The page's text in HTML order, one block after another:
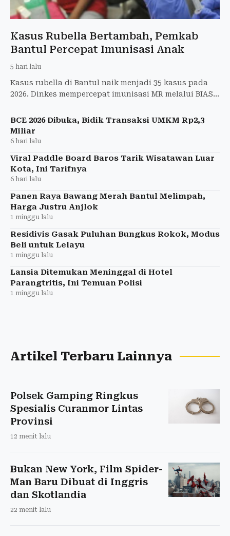
Kasus Rubella Bertambah, Pemkab
Bantul Percepat Imunisasi Anak
5 hari lalu
Kasus rubella di Bantul naik menjadi 35 kasus pada
2026. Dinkes mempercepat imunisasi MR melalui BIAS
BCE 2026 Dibuka, Bidik Transaksi UMKM Rp2,3
Miliar
6 hari lalu
Viral Paddle Board Baros Tarik Wisatawan Luar
Kota, Ini Tarifnya
6 hari lalu
Panen Raya Bawang Merah Bantul Melimpah,
Harga Justru Anjlok
1 minggu lalu
Residivis Gasak Puluhan Bungkus Rokok, Modus
Beli untuk Lelayu
1 minggu lalu
Lansia Ditemukan Meninggal di Hotel
Parangtritis, Ini Temuan Polisi
1 minggu lalu
Artikel Terbaru Lainnya
Polsek Gamping Ringkus
Spesialis Curanmor Lintas
Provinsi
12 menit lalu
Bukan New York, Film Spider-
Man Baru Dibuat di Inggris
dan Skotlandia
22 menit lalu